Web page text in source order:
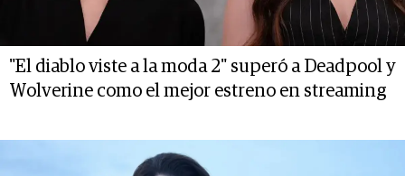
"El diablo viste a la moda 2" superó a Deadpool y
Wolverine como el mejor estreno en streaming